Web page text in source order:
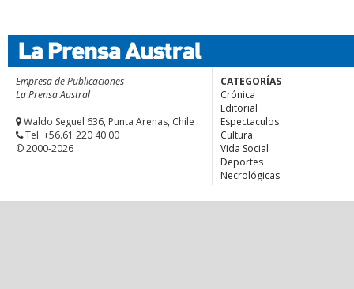
Empresa de Publicaciones
La Prensa Austral
Waldo Seguel 636, Punta Arenas, Chile
Tel. +56.61 220 40 00
© 2000-2026
CATEGORÍAS
Crónica
Editorial
Espectaculos
Cultura
Vida Social
Deportes
Necrológicas